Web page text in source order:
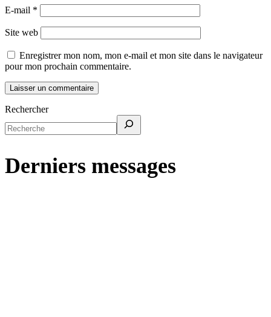
E-mail *
Site web
Enregistrer mon nom, mon e-mail et mon site dans le navigateur
pour mon prochain commentaire.
Rechercher
Derniers messages